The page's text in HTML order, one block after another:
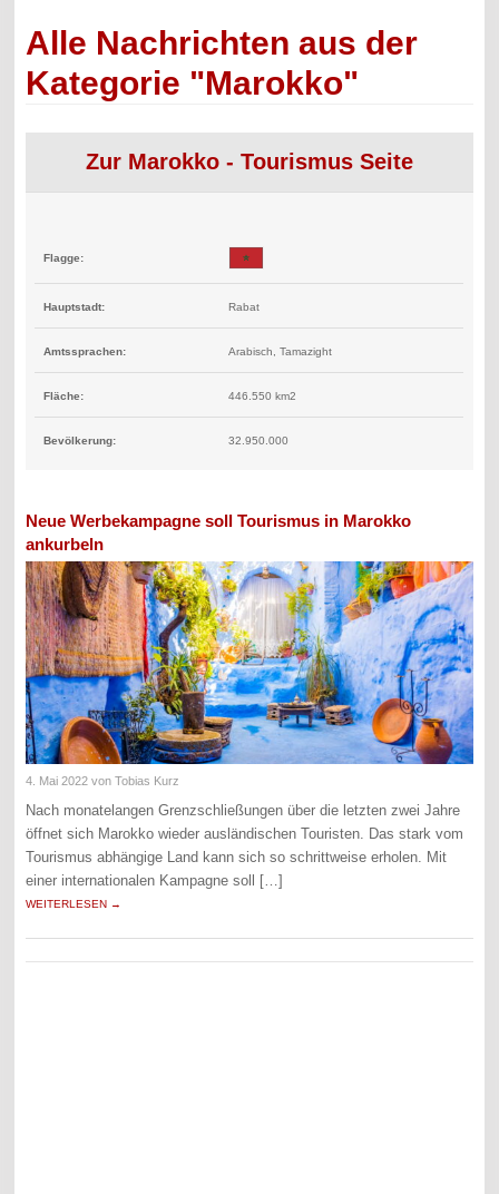
Alle Nachrichten aus der
Kategorie "Marokko"
Zur Marokko - Tourismus Seite
Flagge:
Hauptstadt: Rabat
Amtssprachen: Arabisch, Tamazight
Fläche: 446.550 km2
Bevölkerung: 32.950.000
Neue Werbekampagne soll Tourismus in Marokko
ankurbeln
4. Mai 2022 von Tobias Kurz
Nach monatelangen Grenzschließungen über die letzten zwei Jahre
öffnet sich Marokko wieder ausländischen Touristen. Das stark vom
Tourismus abhängige Land kann sich so schrittweise erholen. Mit
einer internationalen Kampagne soll […]
WEITERLESEN →